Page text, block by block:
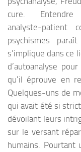
cure.
analyste‑patient
psychismes
s’implique dans ce
d’autoanalyse
qu’il éprouve en
Quelques-uns de
qui avait été si
dévoilant leurs
sur le versant
humains. Pourtant